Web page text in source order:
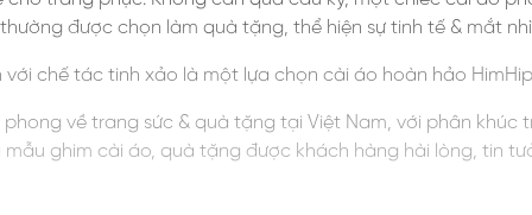
được chọn làm quà tặng, thể hiện sự tinh tế & mắt
chế tác tinh xảo là một lựa chọn cài áo hoàn hảo
phong về trang sức & quà tặng tại Việt Nam, với phân
ghim cài áo, quà tặng được khách hàng hài lòng, tin